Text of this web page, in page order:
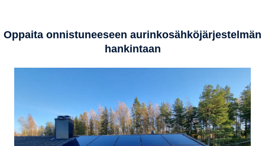
Oppaita onnistuneeseen aurinkosähköjärjestelmän
hankintaan